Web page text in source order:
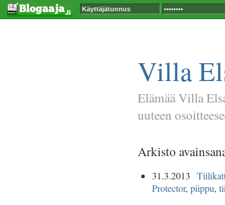
Villa
Elämää Villa
uuteen
Arkisto
31.3.2013
Protector, piippu,